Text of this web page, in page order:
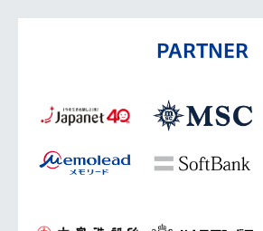
PARTNER